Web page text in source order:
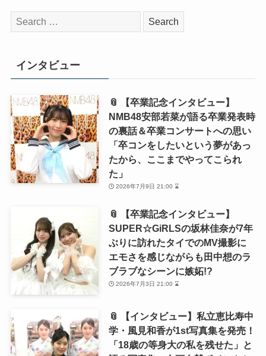
検
索:
インタビュー
📎 【卒業記念インタビュー】
NMB48安部若菜が語る卒業発表時
の裏話＆卒業コンサートへの思い
「卒コンをしたいという夢があっ
たから、ここまでやってこられ
た」
2026年7月9日 21:00 ⌛
📎 【卒業記念インタビュー】
SUPER☆GiRLSの坂林佳奈が7年
ぶりに訪れたタイでのMV撮影に
エモさを感じながらも田中想のラ
ブラブなシーンに嫉妬!?
2026年7月3日 21:00 ⌛
📎 【インタビュー】私立恵比寿中
学・風見和香が1st写真集を発売！
「18歳の等身大の私を残せた」と